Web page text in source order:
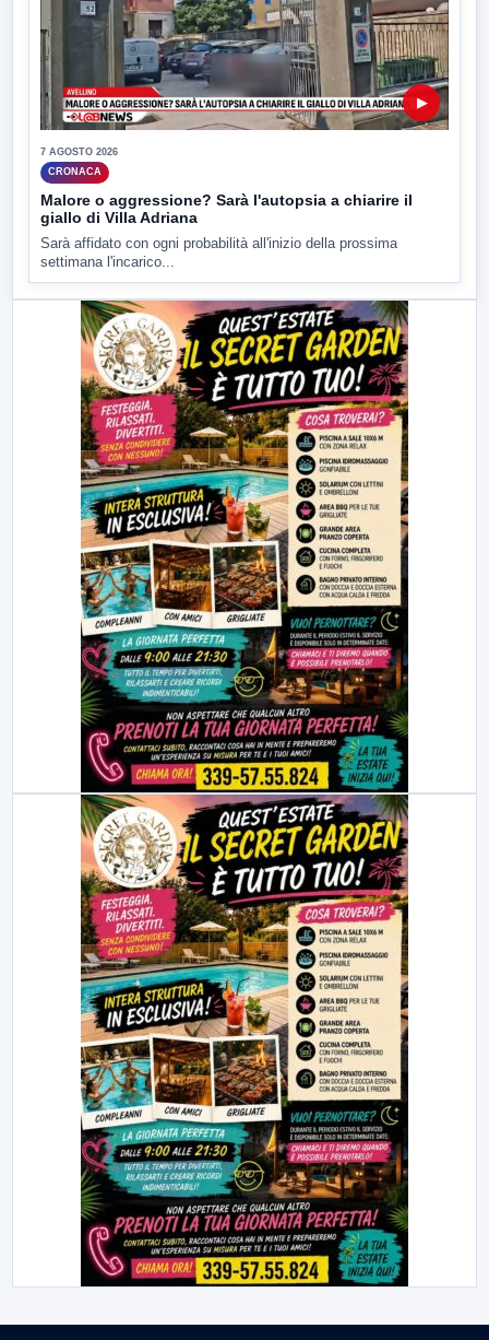
▶
7 AGOSTO 2026
CRONACA
Malore o aggressione? Sarà l'autopsia a chiarire il
giallo di Villa Adriana
Sarà affidato con ogni probabilità all'inizio della prossima
settimana l'incarico...